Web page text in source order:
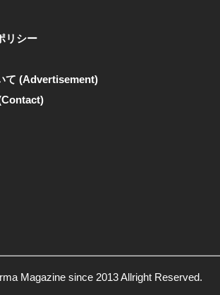
リシー
て (Advertisement)
Magazine since 2013 Allright Reserved.